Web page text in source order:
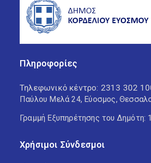
Πληροφορίες
Τηλεφωνικό κέντρο: 2313 302
Παύλου Μελά 24, Εύοσμος,
Γραμμή Εξυπηρέτησης του Δημότη:
Χρήσιμοι Σύνδεσμοι